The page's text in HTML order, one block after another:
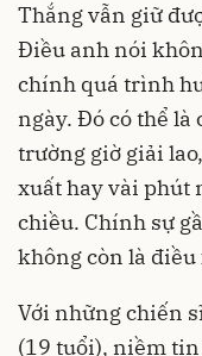
Thắng vẫn giữ
Điều anh nói
chính quá trình
ngày. Đó có thể
trường giờ giải
xuất hay vài phút
chiều. Chính sự
không còn là
Với những chiến
(19 tuổi), niềm